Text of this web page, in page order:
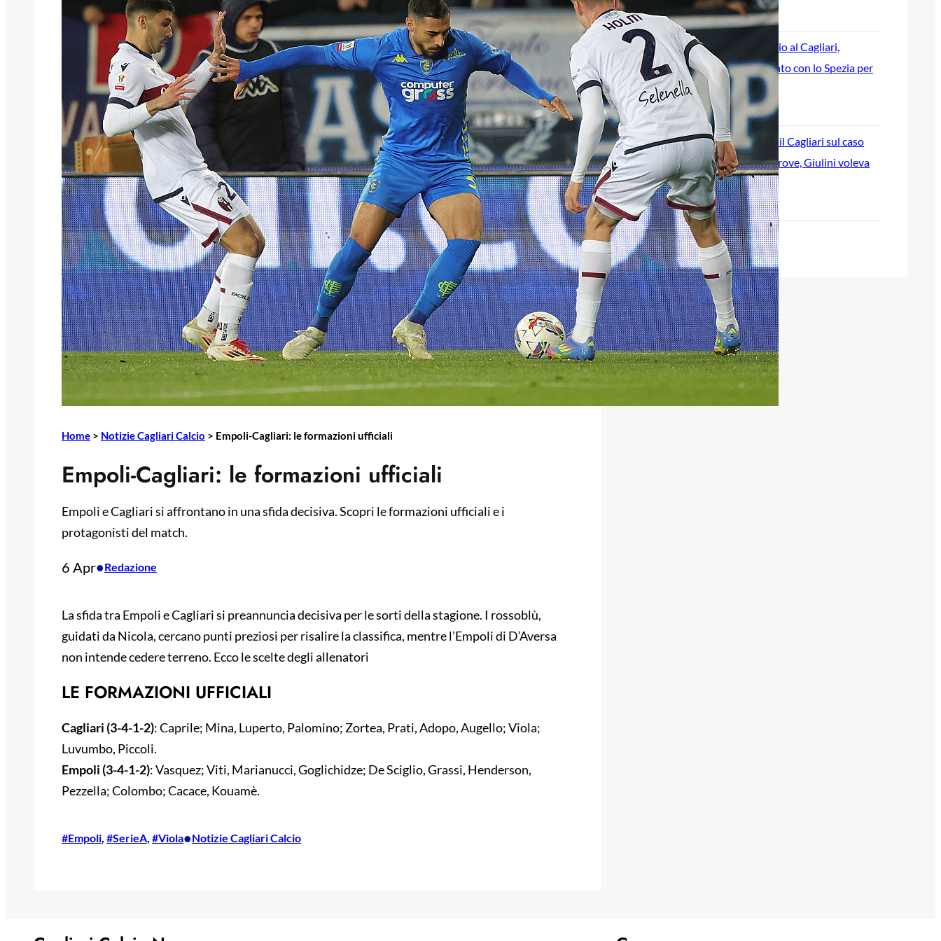
Home > Notizie Cagliari Calcio > Empoli-Cagliari: le formazioni ufficiali
Empoli-Cagliari: le formazioni ufficiali
Empoli e Cagliari si affrontano in una sfida decisiva. Scopri le formazioni ufficiali e i
protagonisti del match.
6 Apr•Redazione
La sfida tra Empoli e Cagliari si preannuncia decisiva per le sorti della stagione. I rossoblù,
guidati da Nicola, cercano punti preziosi per risalire la classifica, mentre l’Empoli di D’Aversa
non intende cedere terreno. Ecco le scelte degli allenatori
LE FORMAZIONI UFFICIALI
Cagliari (3-4-1-2): Caprile; Mina, Luperto, Palomino; Zortea, Prati, Adopo, Augello; Viola;
Luvumbo, Piccoli.
Empoli (3-4-1-2): Vasquez; Viti, Marianucci, Goglichidze; De Sciglio, Grassi, Henderson,
Pezzella; Colombo; Cacace, Kouamè.
#Empoli, #SerieA, #Viola•Notizie Cagliari Calcio
6 Agosto 2026
Giuseppe Aurelio al Cagliari,
accordo raggiunto con lo Spezia per
il terzino
6 Agosto 2026
Corona attacca il Cagliari sul caso
Esposito: “Ho prove, Giulini voleva
ingannare i tifosi”
6 Agosto 2026